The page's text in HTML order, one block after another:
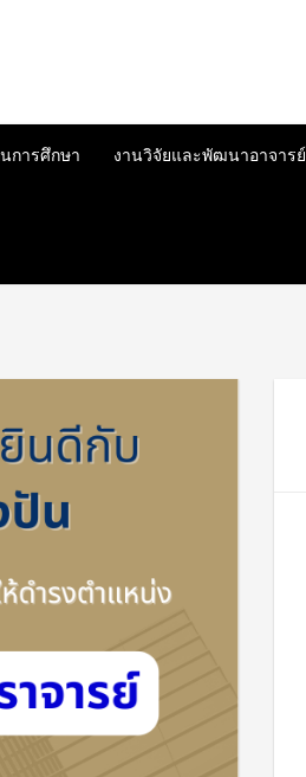
การศึกษา งานวิจัยและพัฒนาอาจารย์